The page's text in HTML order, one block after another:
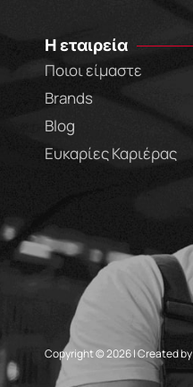
Η εταιρεία
Ποιοι είμαστε
Brands
Blog
Ευκαρίες Καριέρας
Copyright © 2026 | Created by